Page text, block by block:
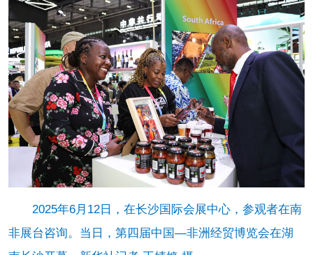
2025年6月12日，在长沙国际会展中心，参观者在南
非展台咨询。当日，第四届中国—非洲经贸博览会在湖